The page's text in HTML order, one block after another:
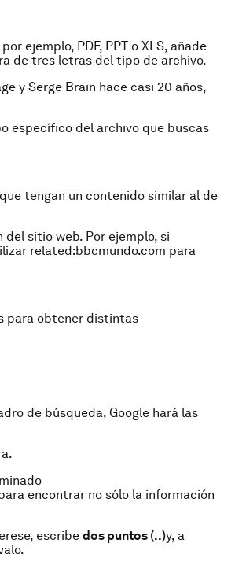
ejemplo, PDF, PPT o XLS, añade
de tres letras del tipo de archivo.
y Serge Brain hace casi 20 años,
específico del archivo que buscas
tengan un contenido similar al de
sitio web. Por ejemplo, si
related:bbcmundo.com para
para obtener distintas
de búsqueda, Google hará las
encontrar no sólo la información
escribe dos puntos (..)y, a